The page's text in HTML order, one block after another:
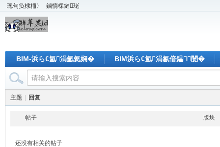
璁句负棣栭〉 鏀惰棌鏈珯
BIM-浜ら€氳涓氫氦娴� BIM浜ら€氳涓氱偣鎾闄�
主题 回复
帖子 版块
还没有相关的帖子